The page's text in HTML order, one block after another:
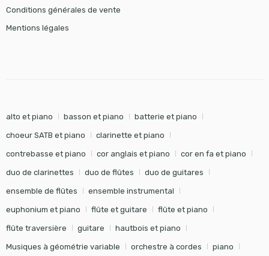
Conditions générales de vente
Mentions légales
alto et piano basson et piano batterie et piano
choeur SATB et piano clarinette et piano
contrebasse et piano cor anglais et piano cor en fa et piano
duo de clarinettes duo de flûtes duo de guitares
ensemble de flûtes ensemble instrumental
euphonium et piano flûte et guitare flûte et piano
flûte traversière guitare hautbois et piano
Musiques à géométrie variable orchestre à cordes piano